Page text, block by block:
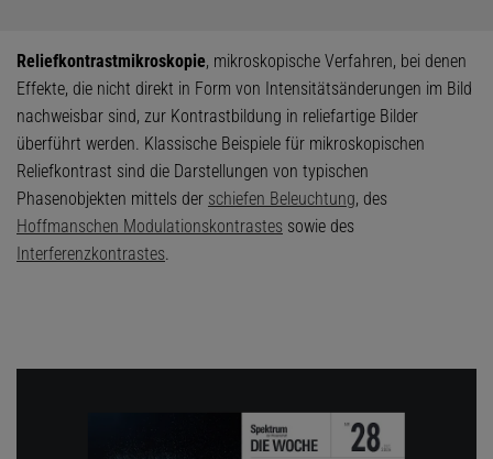
Reliefkontrastmikroskopie, mikroskopische Verfahren, bei denen
Effekte, die nicht direkt in Form von Intensitätsänderungen im Bild
nachweisbar sind, zur Kontrastbildung in reliefartige Bilder
überführt werden. Klassische Beispiele für mikroskopischen
Reliefkontrast sind die Darstellungen von typischen
Phasenobjekten mittels der schiefen Beleuchtung, des
Hoffmanschen Modulationskontrastes sowie des
Interferenzkontrastes.